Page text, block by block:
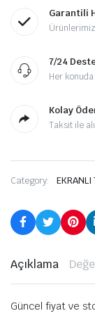
Garantili
7/24
Her
Kolay
Taksit ile
Category: EKRANLI
Açıklama
Güncel fiyat ve